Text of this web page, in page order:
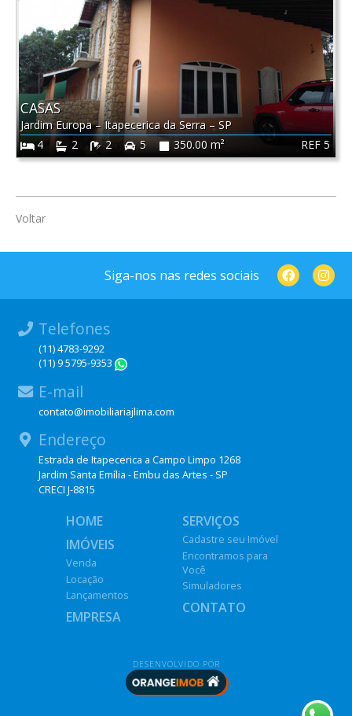
REF 5
CASAS
Jardim Europa–Itapecerica da Serra – SP
4
2 2 5 350.00 m²
Voltar
Siga-nos nas redes sociais
Telefones
(11) 4783-9292
(11) 9 5795-9353
E-mail
contato@imobiliariajlima.com
Endereço
Estrada de Itapecerica a Campo Limpo 1268
Jardim Santa Emília - Embu das Artes - SP
CRECI J-8815
HOME
IMÓVEIS
Venda
Locação
Lançamentos
EMPRESA
SERVIÇOS
Cadastre seu Imóvel
Encontramos para
Você
Simuladores
CONTATO
DESENVOLVIDO POR